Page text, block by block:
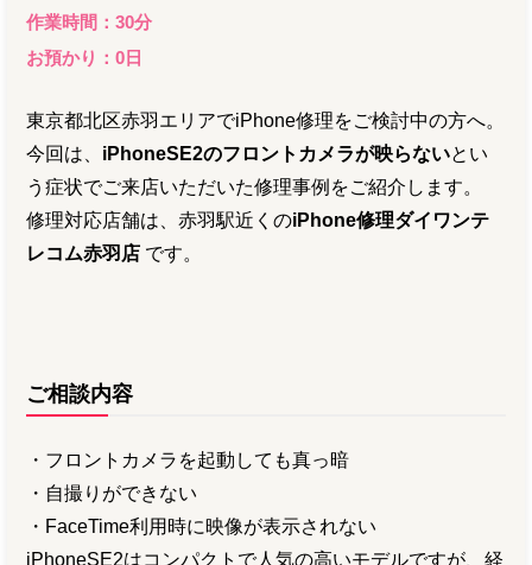
作業時間：30分
お預かり：0 日
東京都北区赤羽エリアでiPhone修理をご検討中の方へ。
今回は、 iPhoneSE2のフロントカメラが映らないとい
う症状でご来店いただいた修理事例をご紹介します。
修理対応店舗は、赤羽駅近くのiPhone修理ダイワンテ
レコム赤羽店 です。
ご相談内容
・フロントカメラを起動しても真っ暗
・自撮りができない
・FaceTime利用時に映像が表示されない
iPhoneSE2はコンパクトで人気の高いモデルですが、経